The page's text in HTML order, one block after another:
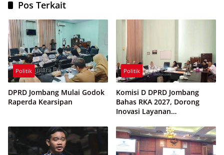
Pos Terkait
Politik
DPRD Jombang Mulai Godok
Raperda Kearsipan
Politik
Komisi D DPRD Jombang
Bahas RKA 2027, Dorong
Inovasi Layanan
Desa